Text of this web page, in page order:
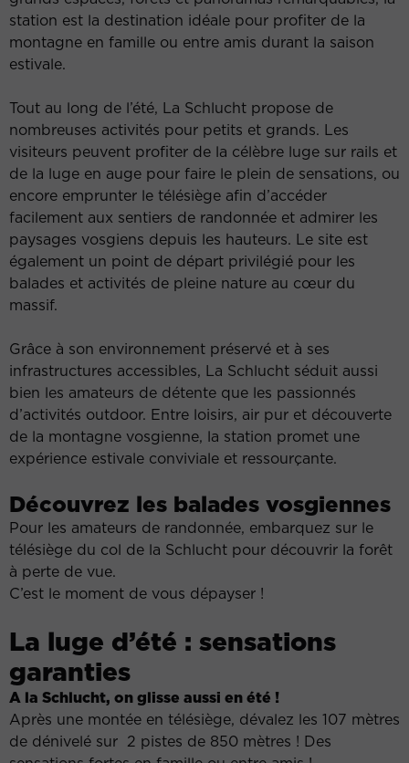
station est la destination idéale pour profiter de la
montagne en famille ou entre amis durant la saison
estivale.
Tout au long de l’été, La Schlucht propose de
nombreuses activités pour petits et grands. Les
visiteurs peuvent profiter de la célèbre luge sur rails et
de la luge en auge pour faire le plein de sensations, ou
encore emprunter le télésiège afin d’accéder
facilement aux sentiers de randonnée et admirer les
paysages vosgiens depuis les hauteurs. Le site est
également un point de départ privilégié pour les
balades et activités de pleine nature au cœur du
massif.
Grâce à son environnement préservé et à ses
infrastructures accessibles, La Schlucht séduit aussi
bien les amateurs de détente que les passionnés
d’activités outdoor. Entre loisirs, air pur et découverte
de la montagne vosgienne, la station promet une
expérience estivale conviviale et ressourçante.
Découvrez les balades vosgiennes
Pour les amateurs de randonnée, embarquez sur le
télésiège du col de la Schlucht pour découvrir la forêt
à perte de vue.
C’est le moment de vous dépayser !
La luge d’été : sensations
garanties
A la Schlucht, on glisse aussi en été !
Après une montée en télésiège, dévalez les 107 mètres
de dénivelé sur 2 pistes de 850 mètres ! Des